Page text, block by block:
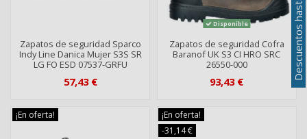
Zapatos de seguridad Sparco
Indy Line Danica Mujer S3S SR
LG FO ESD 07537-GRFU
57,43 €
Disponible
Zapatos de seguridad Cofra
Baranof UK S3 CI HRO SRC
26550-000
93,43 €
¡En oferta!
¡En oferta!
-31,14 €